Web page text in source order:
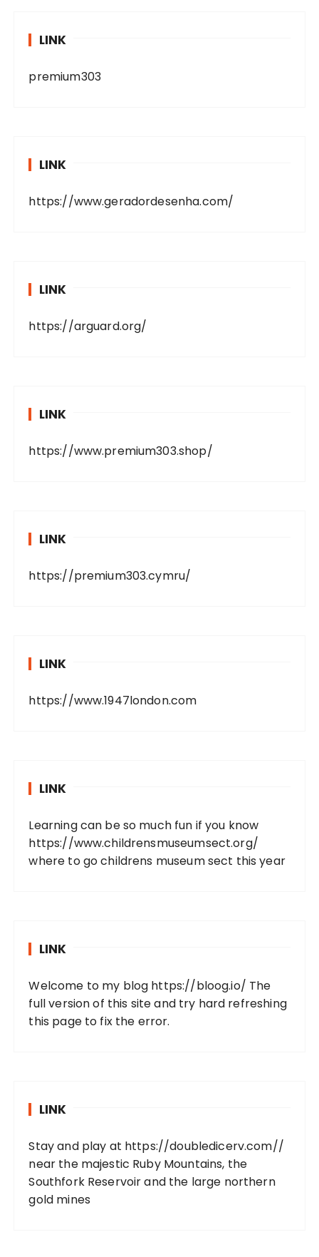
LINK
premium303
LINK
https://www.geradordesenha.com/
LINK
https://arguard.org/
LINK
https://www.premium303.shop/
LINK
https://premium303.cymru/
LINK
https://www.1947london.com
LINK
Learning can be so much fun if you know
https://www.childrensmuseumsect.org/
where to go childrens museum sect this year
LINK
Welcome to my blog https://bloog.io/ The
full version of this site and try hard refreshing
this page to fix the error.
LINK
Stay and play at https://doubledicerv.com//
near the majestic Ruby Mountains, the
Southfork Reservoir and the large northern
gold mines